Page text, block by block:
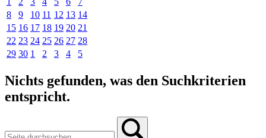
8
9 10 11 12 13 14
15 16 17 18 19 20 21
22 23 24 25 26 27 28
29 30 1 2 3 4 5
Nichts gefunden, was den Suchkriterien
entspricht.